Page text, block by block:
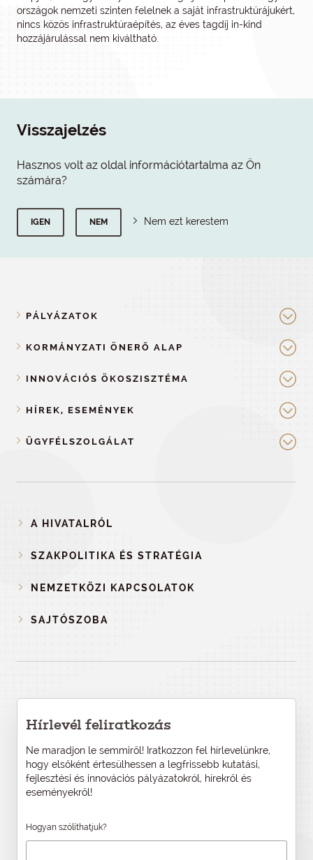
országok nemzeti szinten felelnek a saját infrastruktúrájukért,
nincs közös infrastruktúraépítés, az éves tagdíj in-kind
hozzájárulással nem kiváltható.
Visszajelzés
Hasznos volt az oldal információtartalma az Ön
számára?
IGEN NEM Nem ezt kerestem
PÁLYÁZATOK
KORMÁNYZATI ÖNERŐ ALAP
INNOVÁCIÓS ÖKOSZISZTÉMA
HÍREK, ESEMÉNYEK
ÜGYFÉLSZOLGÁLAT
A HIVATALRÓL
SZAKPOLITIKA ÉS STRATÉGIA
NEMZETKÖZI KAPCSOLATOK
SAJTÓSZOBA
Hírlevél feliratkozás
Ne maradjon le semmiről! Iratkozzon fel hírlevelünkre,
hogy elsőként értesülhessen a legfrissebb kutatási,
fejlesztési és innovációs pályázatokról, hírekről és
eseményekről!
Hogyan szólíthatjuk?